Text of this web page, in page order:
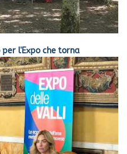
l'Expo che torna